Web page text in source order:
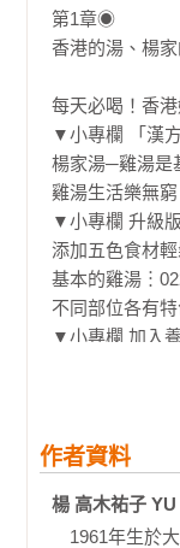
☀暖胃推薦☀（
「本書美味與
☀日本亞馬遜
「一開始覺得
「依季節、症
「雖以中醫為
「只用鹽調味
「飯前喝一碗
「目錄很詳細
「家裡放一本
第1章◉
香港的湯、楊
每天必喝！香
▼小專欄 「漢
楊家湯─雞湯是
雞湯生活樂無
▼小專欄 升級
添加五色食材
基本的雞湯
不同部位各有
▼小專欄 加入
● 顏色鮮亮的蛋
● 蛋白玉米濃湯
作者資料
楊 高木祐子
1961年生於